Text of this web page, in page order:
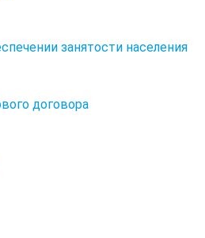
занятости населения
договора